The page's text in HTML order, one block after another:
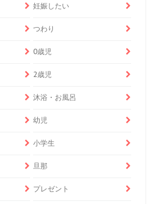
妊娠したい
つわり
0歳児
2歳児
沐浴・お風呂
幼児
小学生
旦那
プレゼント